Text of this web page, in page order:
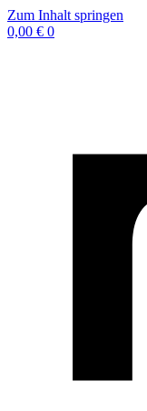
Zum Inhalt springen
0,00 € 0